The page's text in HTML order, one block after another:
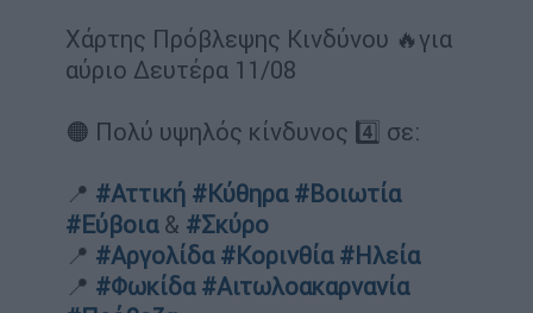
Χάρτης Πρόβλεψης Κινδύνου 🔥για
αύριο Δευτέρα 11/08
🟠 Πολύ υψηλός κίνδυνος 4️⃣ σε:
📍 #Αττική #Κύθηρα #Βοιωτία
#Εύβοια& #Σκύρο
📍 #Αργολίδα #Κορινθία #Ηλεία
📍 #Φωκίδα #Αιτωλοακαρνανία